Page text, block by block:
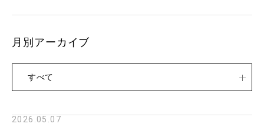
2026.05.07
月別アーカイブ
すべて